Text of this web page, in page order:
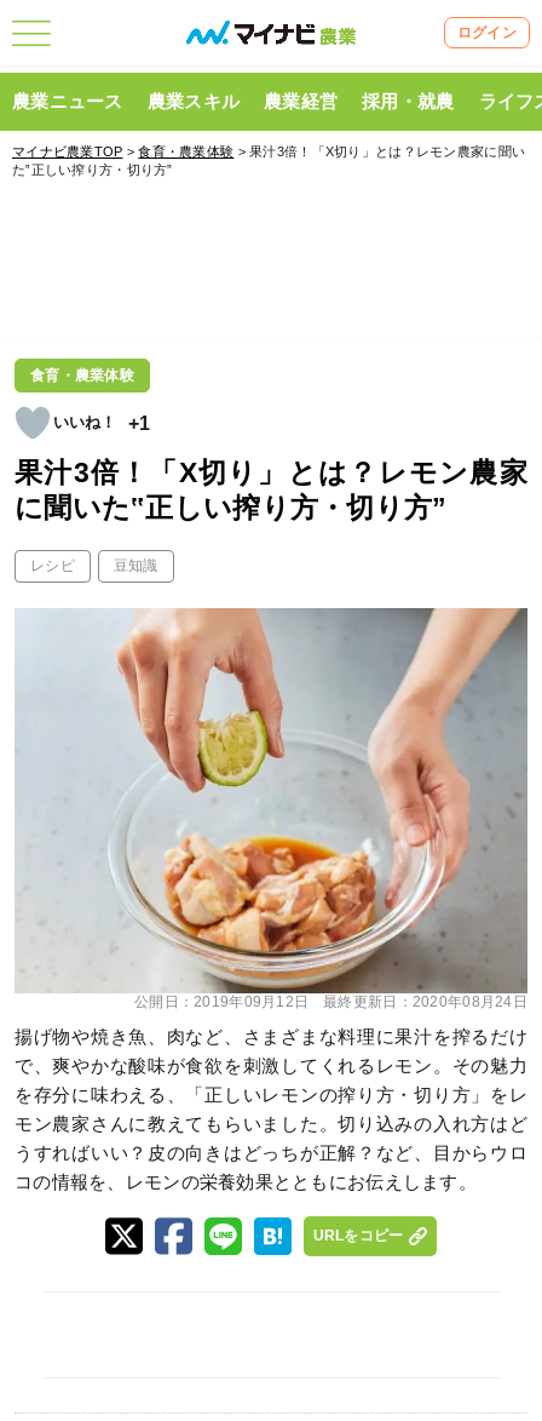
ログイン
農業ニュース 農業スキル 農業経営 採用・就農 ライフ
マイナビ農業TOP >食育・農業体験 > 果汁3倍！「X切り」とは？レモン農家に聞い
た‟正しい搾り方・切り方”
食育・農業体験
+1
果汁3倍！「X切り」とは？レモン農家
に聞いた‟正しい搾り方・切り方”
レシピ 豆知識
公開日：2019年09月12日 最終更新日： 2020年08月24日
揚げ物や焼き魚、肉など、さまざまな料理に果汁を搾るだけ
で、爽やかな酸味が食欲を刺激してくれるレモン。その魅力
を存分に味わえる、「正しいレモンの搾り方・切り方」をレ
モン農家さんに教えてもらいました。切り込みの入れ方はど
うすればいい？皮の向きはどっちが正解？など、目からウロ
コの情報を、レモンの栄養効果とともにお伝えします。
URLをコピー